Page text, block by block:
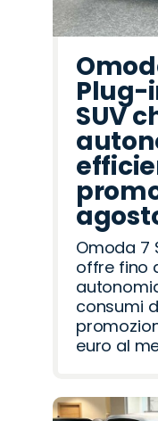
Plug-
SUV
Omoda 7
offre fino
consumi
euro al